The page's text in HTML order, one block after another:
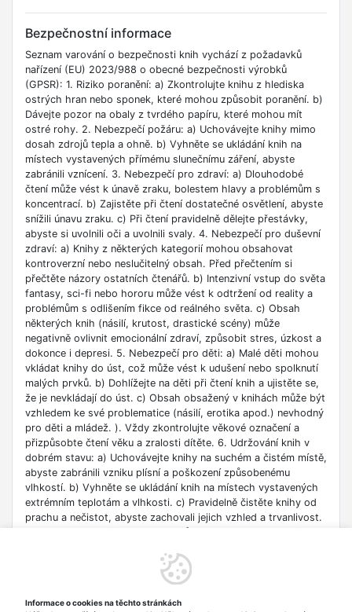
Bezpečnostní informace
Seznam varování o bezpečnosti knih vychází z požadavků
nařízení (EU) 2023/988 o obecné bezpečnosti výrobků
(GPSR): 1. Riziko poranění: a) Zkontrolujte knihu z hlediska
ostrých hran nebo sponek, které mohou způsobit poranění. b)
Dávejte pozor na obaly z tvrdého papíru, které mohou mít
ostré rohy. 2. Nebezpečí požáru: a) Uchovávejte knihy mimo
dosah zdrojů tepla a ohně. b) Vyhněte se ukládání knih na
místech vystavených přímému slunečnímu záření, abyste
zabránili vznícení. 3. Nebezpečí pro zdraví: a) Dlouhodobé
čtení může vést k únavě zraku, bolestem hlavy a problémům s
koncentrací. b) Zajistěte při čtení dostatečné osvětlení, abyste
snížili únavu zraku. c) Při čtení pravidelně dělejte přestávky,
abyste si uvolnili oči a uvolnili svaly. 4. Nebezpečí pro duševní
zdraví: a) Knihy z některých kategorií mohou obsahovat
kontroverzní nebo neslučitelný obsah. Před přečtením si
přečtěte názory ostatních čtenářů. b) Intenzivní vstup do světa
fantasy, sci-fi nebo hororu může vést k odtržení od reality a
problémům s odlišením fikce od reálného světa. c) Obsah
některých knih (násilí, krutost, drastické scény) může
negativně ovlivnit emocionální zdraví, způsobit stres, úzkost a
dokonce i depresi. 5. Nebezpečí pro děti: a) Malé děti mohou
vkládat knihy do úst, což může vést k udušení nebo spolknutí
malých prvků. b) Dohlížejte na děti při čtení knih a ujistěte se,
že je nevkládají do úst. c) Obsah obsažený v knihách může být
vzhledem ke své problematice (násilí, erotika apod.) nevhodný
pro děti a mládež. ). Vždy zkontrolujte věkové označení a
přizpůsobte čtení věku a zralosti dítěte. 6. Udržování knih v
dobrém stavu: a) Uchovávejte knihy na suchém a čistém místě,
abyste zabránili vzniku plísní a poškození způsobenému
vlhkostí. b) Vyhněte se ukládání knih na místech vystavených
extrémním teplotám a vlhkosti. c) Pravidelně čistěte knihy od
prachu a nečistot, abyste zachovali jejich vzhled a trvanlivost.
vzdělávací nebo profesní účely. b) Věnujte pozornost datu
vydání, protože znalosti v některých oblastech se rychle
zdrojů uvedených v knize buďte opatrní a dodržujte pravidla
Informace o cookies na těchto stránkách